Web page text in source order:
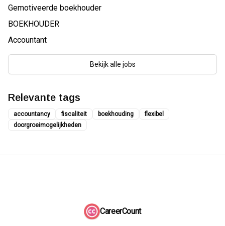
Gemotiveerde boekhouder
BOEKHOUDER
Accountant
Bekijk alle jobs
Relevante tags
accountancy fiscaliteit boekhouding
flexibel
doorgroeimogelijkheden
CareerCount